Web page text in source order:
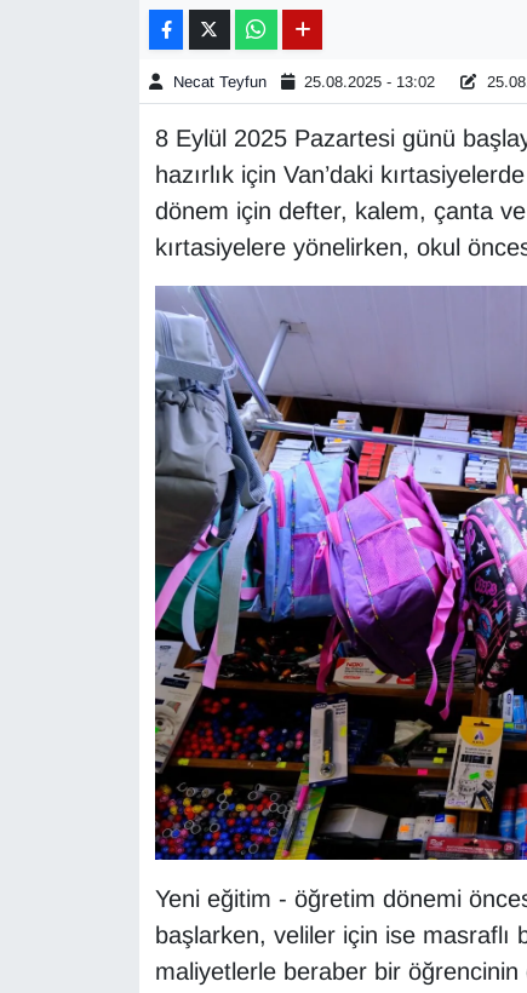
Necat Teyfun 25.08.2025 - 13:02
8 Eylül 2025 Pazartesi günü
hazırlık için Van’daki
dönem için defter, kalem, çanta
kırtasiyelere yönelirken, okul
Yeni eğitim - öğretim dönemi
başlarken, veliler için ise
maliyetlerle beraber bir öğrencinin
Gündem
HABERDE İNSAN
Kamu Alımları
Kim Kimdir?
Kültür & Sanat
MAGAZİN
ONE EKONOMİ
POLİTİKA
Resmi İlanlar
RÖPORTAJ